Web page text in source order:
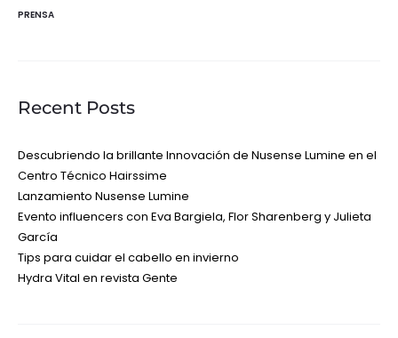
PRENSA
Recent Posts
Descubriendo la brillante Innovación de Nusense Lumine en el
Centro Técnico Hairssime
Lanzamiento Nusense Lumine
Evento influencers con Eva Bargiela, Flor Sharenberg y Julieta
García
Tips para cuidar el cabello en invierno
Hydra Vital en revista Gente